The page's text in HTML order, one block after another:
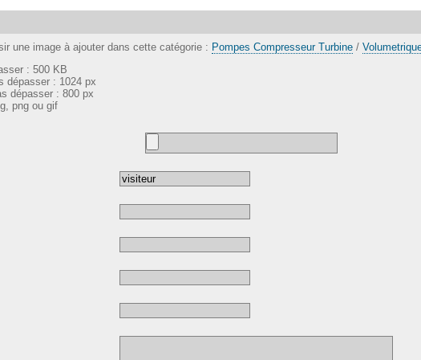
une image à ajouter dans cette catégorie : Pompes Compresseur Turbine/
: 500 KB
dépasser : 1024 px
dépasser : 800 px
png ou gif